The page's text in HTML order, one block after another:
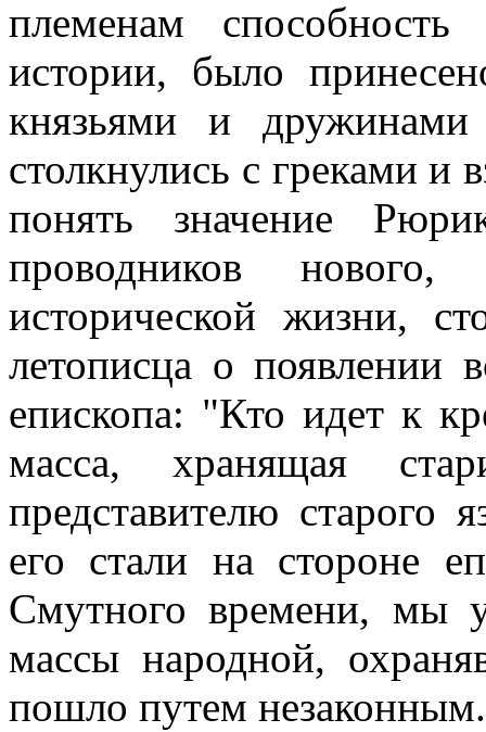
племенам
истории, было
князьями и
столкнулись с греками и
понять значение
проводников
исторической жизни,
летописца о появлении
епископа: "Кто идет к
масса, хранящая
представителю старого
его стали на стороне
Смутного времени, мы
массы народной,
пошло путем незаконным.